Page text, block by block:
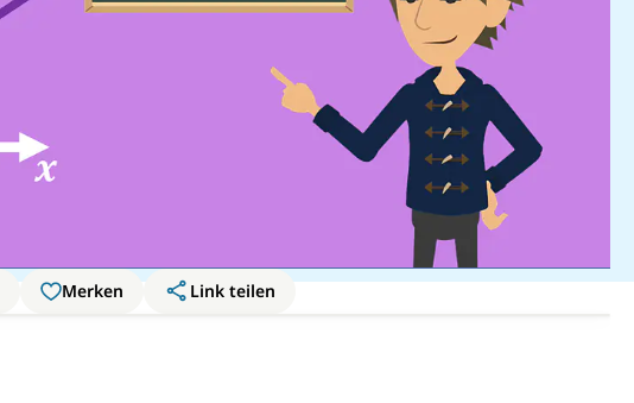
Merken
Link teilen